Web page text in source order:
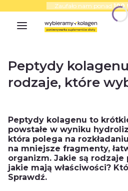
Zaufało nam ponad 100
Peptydy
rodzaje, które
Peptydy kolagenu to
powstałe w wyniku
która polega na
na mniejsze fragmenty,
organizm. Jakie są
jakie mają właściwości?
Sprawdź.